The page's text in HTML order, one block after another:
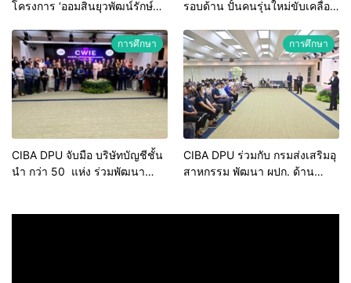
โครงการ ‘ออมสินยุวพัฒน์รักษ์ถิ่น
ที่ นนทบุรี-นครปฐม พลิกโฉม
ผลิตภัณฑ์ชุมชน สร้างความ
ยั่งยืนทางเศรษฐกิจฐานราก
รอบด้าน ปั้นคนรุ่นใหม่ขับเคลื่อน
การศึกษา
CIBA DPU จับมือ บริษัทบัญชีชั้น
นำ กว่า 50 แห่ง ร่วมพัฒนา
การศึกษา
CIBA DPU ร่วมกับ กรมส่งเสริมอุ
สาหกรรม พัฒนา ผปก. ด้าน